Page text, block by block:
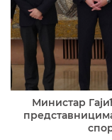
Министар